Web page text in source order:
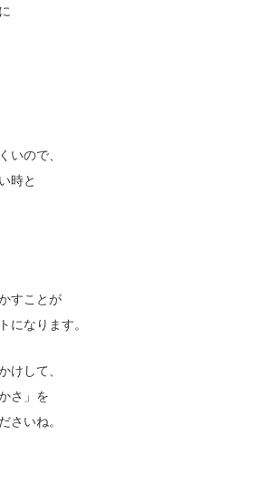
いので、
時と
すことが
になります。
けして、
さ」を
さいね。